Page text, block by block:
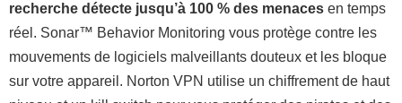
recherche détecte jusqu’à 100 % des menaces en temps
réel. Sonar™ Behavior Monitoring vous protège contre les
mouvements de logiciels malveillants douteux et les bloque
sur votre appareil. Norton VPN utilise un chiffrement de haut